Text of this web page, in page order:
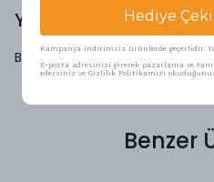
Yorumlar
Bu ürün için henüz yorum
Benzer
Hediye
Kampanya indirimsiz ürünlerde geçerlidir.
E-posta adresinizi girerek pazarlama ve
edersiniz ve Gizlilik Politikamızı